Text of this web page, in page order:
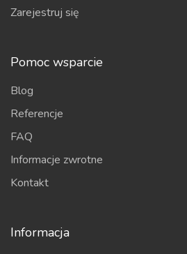
Zarejestruj się
Pomoc wsparcie
Blog
Referencje
FAQ
Informacje zwrotne
Kontakt
Informacja